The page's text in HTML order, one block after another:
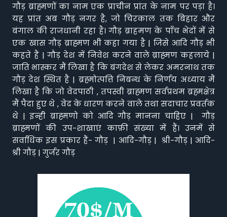
गौड़ ब्राह्मणों का नाम एक प्राचीन प्रांत के नाम पर पड़ा है।
यह प्रांत अब गौड़ नगर है, जो चिरकाल तक बिहार और
बंगाल की राजधानी रहा है। गौड़ ब्राहमण के पाँच भेदों में से
एक खास गौड़ ब्राह्मण भी कहा गया है | जिसे आदि गौड़ भी
कहते हैं | गौड़ देश में निवेश करने वाले ब्राह्मण कहलाये |
जाति भास्कर मैं लिखा है कि बंगदेश से लेकर अमरनाथ तक
गौड़ देश स्थित है | ब्रह्मोत्पत्ति निबन्ध के निर्णय अध्याय मैं
लिखा है कि जो वेदपाठी , तपस्वी ब्राह्मण सर्वप्रथम ब्रह्मक्षेत्र
मैं पैदा हुए थे , वेद के धारण करने वाले तथा सदाचार प्रवर्तक
थे | इन्ही ब्राह्मणो को आदि गौड़ मानना चाहिए | गौड़
ब्राह्मणों की उप-शाखाएं काफ़ी संख्या में हैं। उनमें से
सर्वाधिक इस प्रकार हैं- गौड़ | आदि-गौड़ | श्री-गौड़ | आदि-
श्री गौड़ | गुर्जर गौड़